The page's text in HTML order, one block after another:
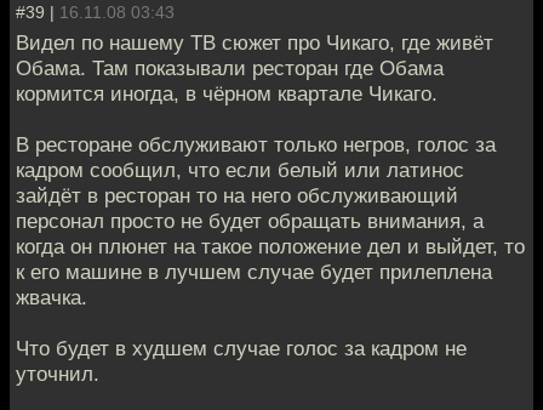
#39 | 16.11.08 03:43
Видел по нашему ТВ сюжет про Чикаго, где живёт
Обама. Там показывали ресторан где Обама
кормится иногда, в чёрном квартале Чикаго.
В ресторане обслуживают только негров, голос за
кадром сообщил, что если белый или латинос
зайдёт в ресторан то на него обслуживающий
персонал просто не будет обращать внимания, а
когда он плюнет на такое положение дел и выйдет, то
к его машине в лучшем случае будет прилеплена
жвачка.
Что будет в худшем случае голос за кадром не
уточнил.